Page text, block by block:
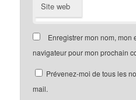
Site web
Enregistrer mon nom, mon
navigateur pour mon prochain
Prévenez-moi de tous les
mail.